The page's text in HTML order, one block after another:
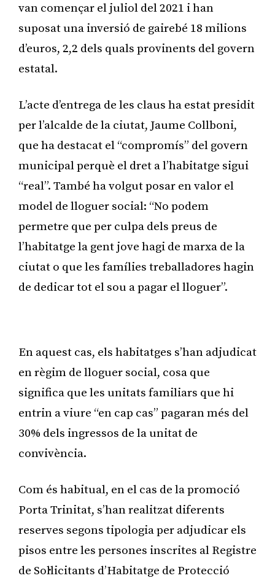
van començar el juliol del 2021 i han
suposat una inversió de gairebé 18 milions
d’euros, 2,2 dels quals provinents del govern
estatal.
L’acte d’entrega de les claus ha estat presidit
per l’alcalde de la ciutat, Jaume Collboni,
que ha destacat el “compromís” del govern
municipal perquè el dret a l’habitatge sigui
“real”. També ha volgut posar en valor el
model de lloguer social: “No podem
permetre que per culpa dels preus de
l’habitatge la gent jove hagi de marxa de la
ciutat o que les famílies treballadores hagin
de dedicar tot el sou a pagar el lloguer”.
En aquest cas, els habitatges s’han adjudicat
en règim de lloguer social, cosa que
significa que les unitats familiars que hi
entrin a viure “en cap cas” pagaran més del
30% dels ingressos de la unitat de
convivència.
Com és habitual, en el cas de la promoció
Porta Trinitat, s’han realitzat diferents
reserves segons tipologia per adjudicar els
pisos entre les persones inscrites al Registre
de Sol·licitants d’Habitatge de Protecció